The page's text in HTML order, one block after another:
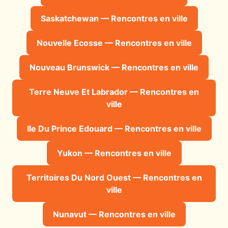
Saskatchewan — Rencontres en ville
Nouvelle Ecosse — Rencontres en ville
Nouveau Brunswick — Rencontres en ville
Terre Neuve Et Labrador — Rencontres en
ville
Ile Du Prince Edouard — Rencontres en ville
Yukon — Rencontres en ville
Territoires Du Nord Ouest — Rencontres en
ville
Nunavut — Rencontres en ville